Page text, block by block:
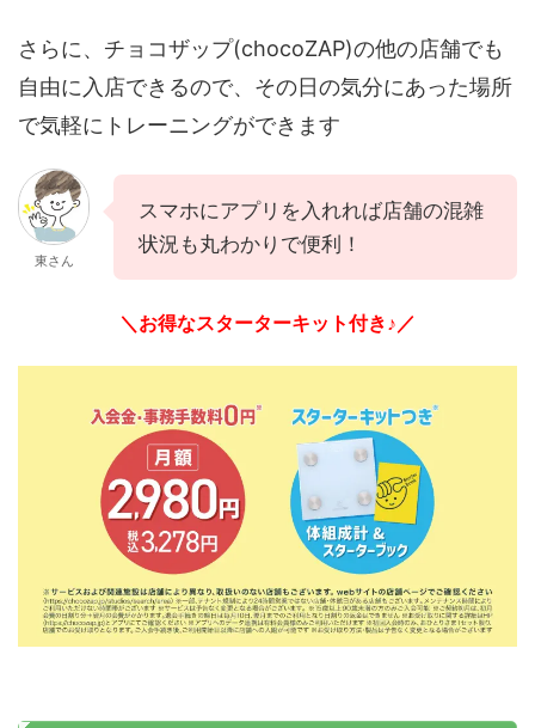
さらに、チョコザップ(chocoZAP)の他の店舗でも
自由に入店できるので、その日の気分にあった場所
で気軽にトレーニングができます
東さん
スマホにアプリを入れれば店舗の混雑
状況も丸わかりで便利！
＼お得なスターターキット付き♪／